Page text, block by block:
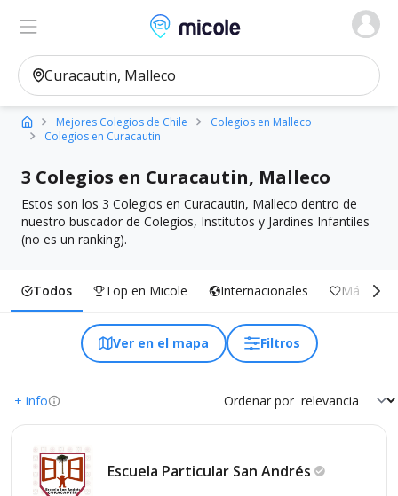
Micole, buscador de colegios
Ver en el mapa
Mejores Colegios de Chile
Colegios en Malleco
Colegios en Curacautin
3 Colegios en Curacautin, Malleco
Estos son los 3 Colegios en Curacautin, Malleco dentro de
nuestro buscador de Colegios, Institutos y Jardines Infantiles
(no es un ranking).
Todos Top en Micole Internacionales Más
Ver en el mapa Filtros
+ info Ordenar por
Escuela Particular San Andrés